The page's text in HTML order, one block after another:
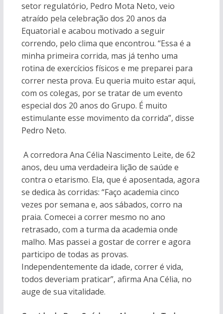
setor regulatório, Pedro Mota Neto, veio
atraído pela celebração dos 20 anos da
Equatorial e acabou motivado a seguir
correndo, pelo clima que encontrou. “Essa é a
minha primeira corrida, mas já tenho uma
rotina de exercícios físicos e me preparei para
correr nesta prova. Eu queria muito estar aqui,
com os colegas, por se tratar de um evento
especial dos 20 anos do Grupo. É muito
estimulante esse movimento da corrida”, disse
Pedro Neto.
A corredora Ana Célia Nascimento Leite, de 62
anos, deu uma verdadeira lição de saúde e
contra o etarismo. Ela, que é aposentada, agora
se dedica às corridas: “Faço academia cinco
vezes por semana e, aos sábados, corro na
praia. Comecei a correr mesmo no ano
retrasado, com a turma da academia onde
malho. Mas passei a gostar de correr e agora
participo de todas as provas.
Independentemente da idade, correr é vida,
todos deveriam praticar”, afirma Ana Célia, no
auge de sua vitalidade.